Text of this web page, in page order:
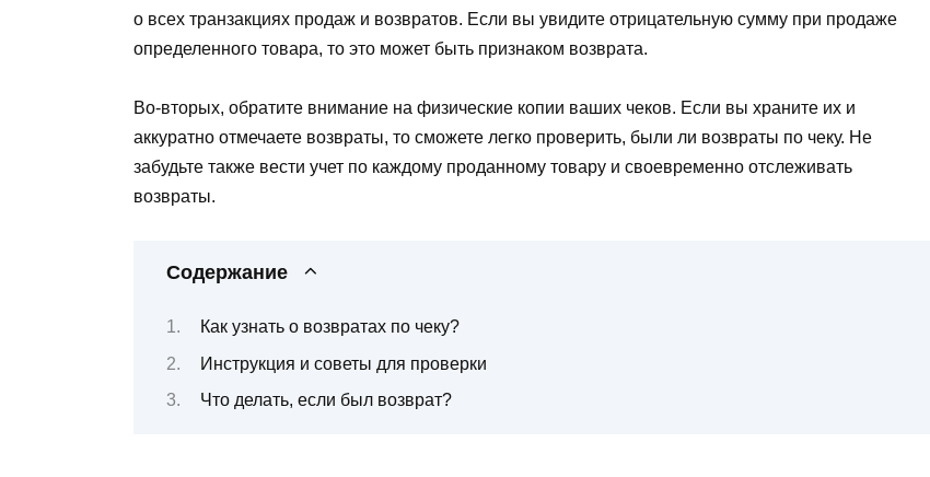
о всех транзакциях продаж и возвратов. Если вы увидите отрицательную сумму при продаже
определенного товара, то это может быть признаком возврата.
Во-вторых, обратите внимание на физические копии ваших чеков. Если вы храните их и
аккуратно отмечаете возвраты, то сможете легко проверить, были ли возвраты по чеку. Не
забудьте также вести учет по каждому проданному товару и своевременно отслеживать
возвраты.
Содержание
Как узнать о возвратах по чеку?
Инструкция и советы для проверки
Что делать, если был возврат?